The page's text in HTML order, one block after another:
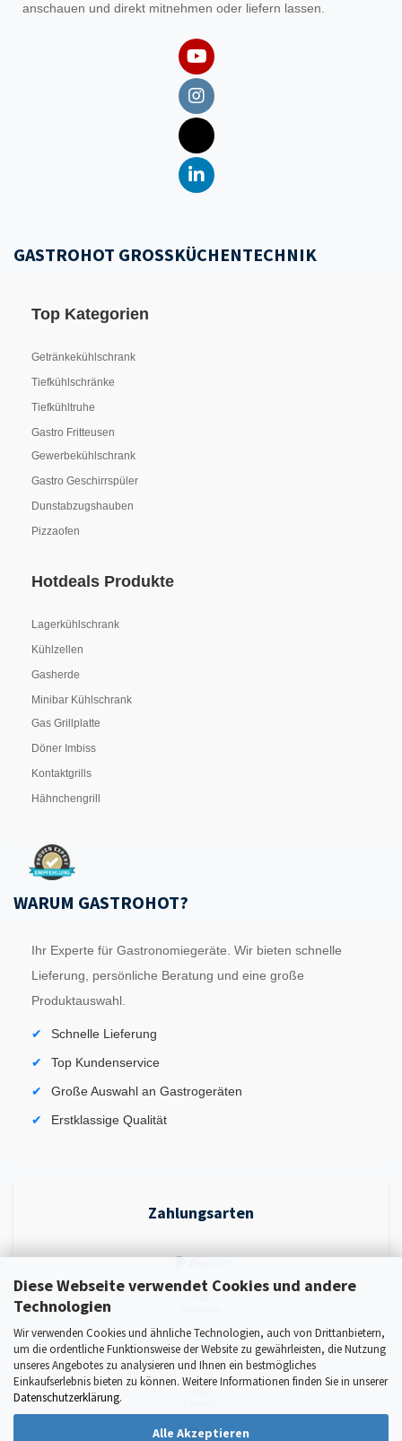
Diese Webseite verwendet Cookies und andere
Technologien
Wir verwenden Cookies und ähnliche Technologien, auch von Drittanbietern,
um die ordentliche Funktionsweise der Website zu gewährleisten, die Nutzung
unseres Angebotes zu analysieren und Ihnen ein bestmögliches
Einkaufserlebnis bieten zu können. Weitere Informationen finden Sie in unserer
Datenschutzerklärung.
Alle Akzeptieren
anschauen und direkt mitnehmen oder liefern lassen.
GASTROHOT GROSSKÜCHENTECHNIK
Top Kategorien
Getränkekühlschrank
Tiefkühlschränke
Tiefkühltruhe
Gastro Fritteusen
Gewerbekühlschrank
Gastro Geschirrspüler
Dunstabzugshauben
Pizzaofen
Hotdeals Produkte
Lagerkühlschrank
Kühlzellen
Gasherde
Minibar Kühlschrank
Gas Grillplatte
Döner Imbiss
Kontaktgrills
Hähnchengrill
WARUM GASTROHOT?
Ihr Experte für Gastronomiegeräte. Wir bieten schnelle
Lieferung, persönliche Beratung und eine große
Produktauswahl.
Schnelle Lieferung
Top Kundenservice
Große Auswahl an Gastrogeräten
Erstklassige Qualität
Zahlungsarten